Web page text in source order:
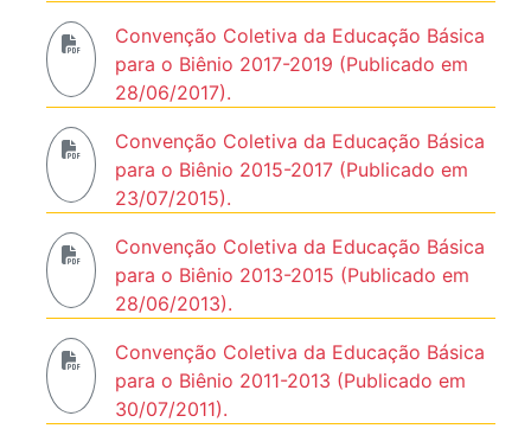
Convenção Coletiva da Educação Básica
para o Biênio 2017-2019 (Publicado em
28/06/2017).
Convenção Coletiva da Educação Básica
para o Biênio 2015-2017 (Publicado em
23/07/2015).
Convenção Coletiva da Educação Básica
para o Biênio 2013-2015 (Publicado em
28/06/2013).
Convenção Coletiva da Educação Básica
para o Biênio 2011-2013 (Publicado em
30/07/2011).